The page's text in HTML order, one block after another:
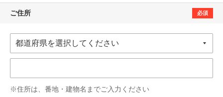
ご住所 必須
※住所は、番地・建物名までご入力ください